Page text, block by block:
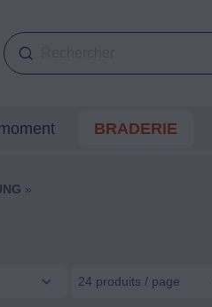
BRADERIE
»
24 produits / page